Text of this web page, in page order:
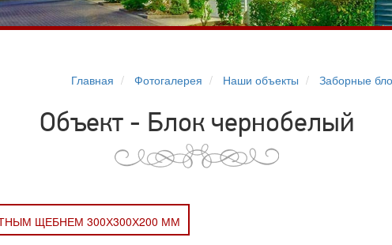
Главная Фотогалерея Наши объекты Заборные
Объект - Блок чернобелый
ЩЕБНЕМ 300Х300Х200 ММ